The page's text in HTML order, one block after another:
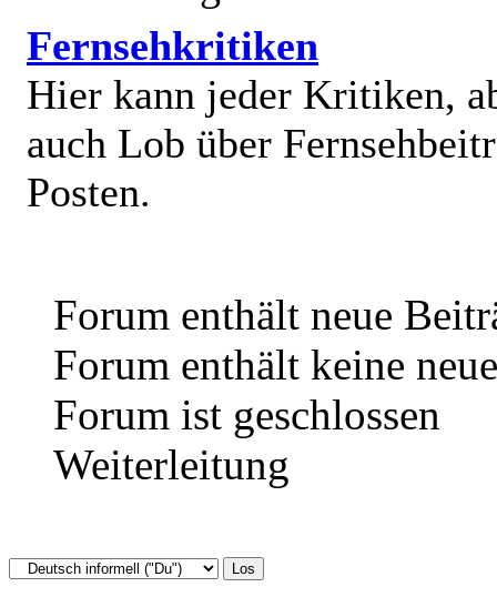
Fernsehkritiken
Hier kann jeder Kritiken,
auch Lob über
Posten.
Forum enthält neue
Forum enthält keine
Forum ist geschlossen
Weiterleitung